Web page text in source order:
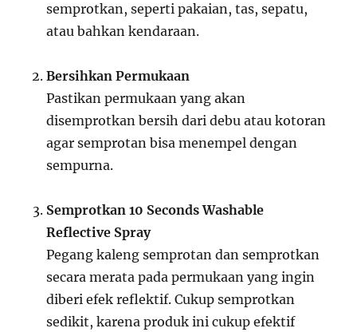
semprotkan, seperti pakaian, tas, sepatu,
atau bahkan kendaraan.
Bersihkan Permukaan
Pastikan permukaan yang akan
disemprotkan bersih dari debu atau kotoran
agar semprotan bisa menempel dengan
sempurna.
Semprotkan 10 Seconds Washable
Reflective Spray
Pegang kaleng semprotan dan semprotkan
secara merata pada permukaan yang ingin
diberi efek reflektif. Cukup semprotkan
sedikit, karena produk ini cukup efektif